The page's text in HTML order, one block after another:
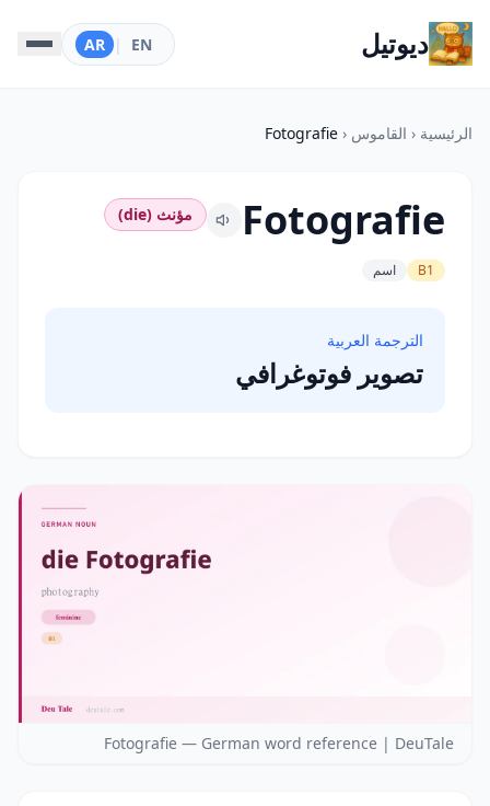
ديوتيل EN
|
AR
الرئيسية ‹ القاموس ‹
Fotografie
Fotografie مؤنث (die)
B1 اسم
الترجمة العربية
تصوير فوتوغرافي
Fotografie — German word reference | DeuTale